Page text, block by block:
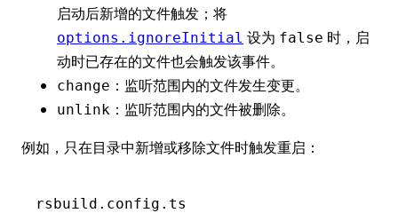
启动后新增的文件触发；将
options.ignoreInitial 设为 false 时，启
动时已存在的文件也会触发该事件。
change ：监听范围内的文件发生变更。
unlink ：监听范围内的文件被删除。
例如，只在目录中新增或移除文件时触发重启：
rsbuild.config.ts